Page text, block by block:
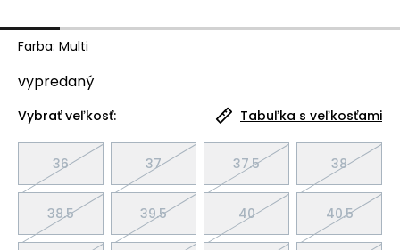
Farba: Multi
vypredaný
Vybrať veľkosť: Tabuľka s veľkosťami
36 37 37.5 38
38.5 39.5 40 40.5